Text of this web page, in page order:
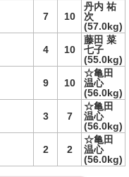
7 10
丹内 祐
次
(57.0kg)
4 10
藤田 菜
七子
(55.0kg)
9 10
☆亀田
温心
(56.0kg)
3 7
☆亀田
温心
(56.0kg)
2 2
☆亀田
温心
(56.0kg)